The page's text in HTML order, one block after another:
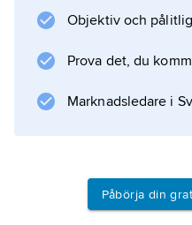
Objektiv och
Prova det, du
Marknadsledare i
Påbörja din